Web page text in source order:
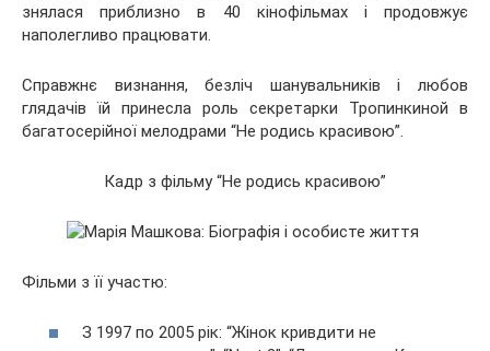
знялася приблизно в 40 кінофільмах і продовжує
наполегливо працювати.
Справжнє визнання, безліч шанувальників і любов
глядачів їй принесла роль секретарки Тропинкиной в
багатосерійної мелодрами “Не родись красивою”.
Кадр з фільму “Не родись красивою”
Фільми з її участю:
З 1997 по 2005 рік: “Жінок кривдити не